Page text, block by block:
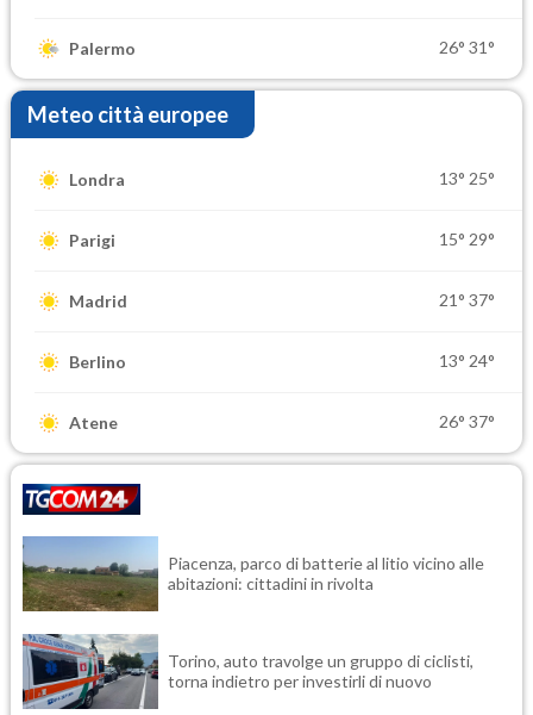
Palermo 26° 31°
Meteo città europee
Londra 13° 25°
Parigi 15° 29°
Madrid 21° 37°
Berlino 13° 24°
Atene 26° 37°
Piacenza, parco di batterie al litio vicino alle
abitazioni: cittadini in rivolta
Torino, auto travolge un gruppo di ciclisti,
torna indietro per investirli di nuovo